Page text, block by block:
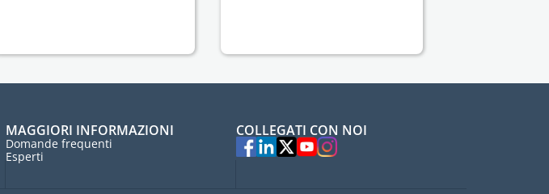
MAGGIORI INFORMAZIONI
Domande frequenti
Esperti
COLLEGATI CON NOI